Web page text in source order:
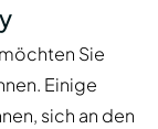
Sie
Einige
sich an den